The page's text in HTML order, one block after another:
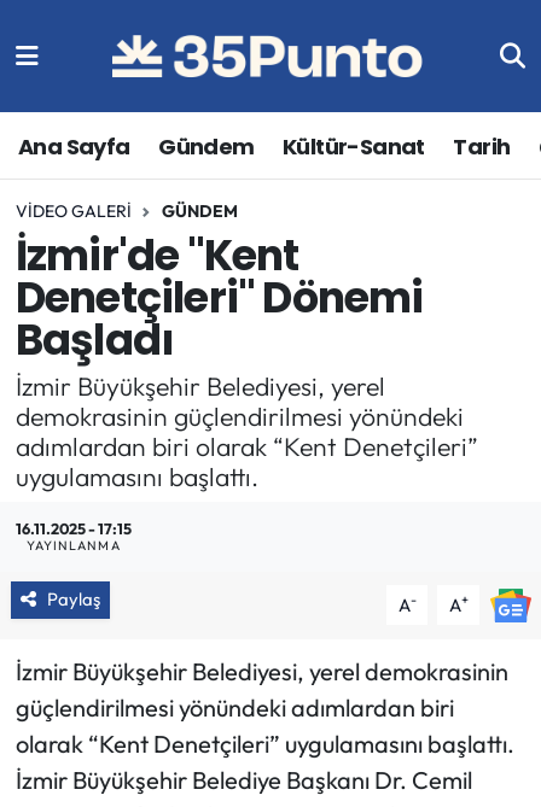
Ana Sayfa Gündem Kültür-Sanat Tarih
VIDEO GALERI GÜNDEM
İzmir'de "Kent
Denetçileri" Dönemi
Başladı
İzmir Büyükşehir Belediyesi, yerel
demokrasinin güçlendirilmesi yönündeki
adımlardan biri olarak “Kent Denetçileri”
uygulamasını başlattı.
16.11.2025 - 17:15
YAYINLANMA
Paylaş A- A+
İzmir Büyükşehir Belediyesi, yerel demokrasinin
güçlendirilmesi yönündeki adımlardan biri
olarak “Kent Denetçileri” uygulamasını başlattı.
İzmir Büyükşehir Belediye Başkanı Dr. Cemil